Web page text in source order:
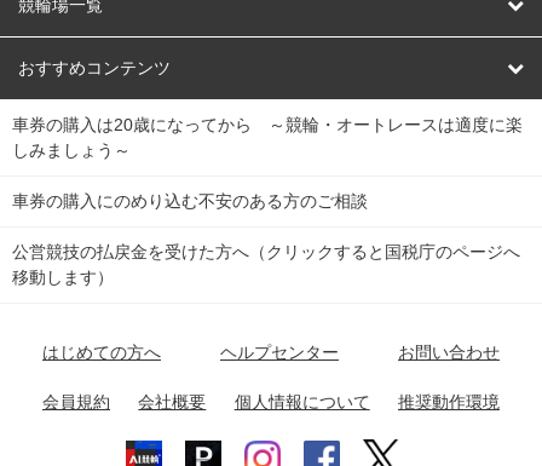
オートレース
競輪くじ
Dokanto!
チャリロトプラザ
レース予想
レース結果
キャリーオーバー一覧
競輪場一覧
北日本 函館競輪場
関
東
弥彦競輪場 前橋競輪場 取手競輪場 宇都宮競輪場
関
東
小田原競輪場
名古屋競輪場 岐阜競輪場 大垣競輪場 豊橋競輪場
富山競輪場 松阪競輪場 四日市競輪場
福井競輪場 奈良競輪場 向日町競輪場
おすすめコンテンツ
競輪選手情報
Perfecta Navi
netkeirin
車券の購入は20歳になってから ～競輪・オートレースは適度に楽
しみましょう～
車券の購入にのめり込む不安のある方のご相談
公営競技の払戻金を受けた方へ（クリックすると国税庁のページへ
移動します）
はじめての方へ ヘルプセンター お問い合わせ
会員規約 会社概要 個人情報について 推奨動作環境